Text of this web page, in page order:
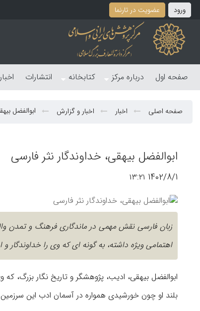
ورود عضویت در تارنما
صفحه اول درباره مرکز کتابخانه انتشارات اخبار
صفحه اصلی اخبار اخبار و گزارش ابوالفضل
ابوالفضل بیهقی، خداوندگار نثر فارسی
1402/8/1 ۱۳:۲۱
زبان فارسی نقش مهمی در ماندگاری فرهنگ و تمدن
اهتمامی ویژه داشته، به گونه ای که وی را خداوندگار و
ابوالفضل بیهقی، ادیب، پژوهشگر و تاریخ نگار بزرگ،
بلند او چون خورشیدی همواره در آسمان ادب این